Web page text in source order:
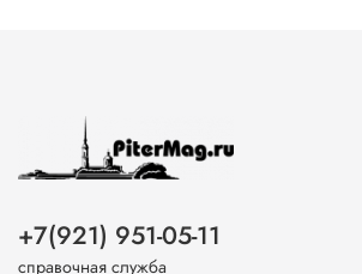
+7(921) 951-05-11
справочная служба